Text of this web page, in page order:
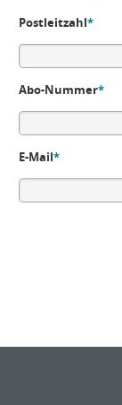
Postleitzahl*
Abo-Nummer*
E-Mail*